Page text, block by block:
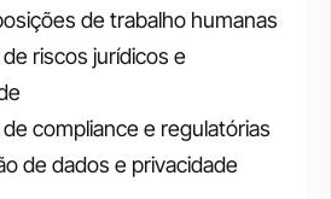
de trabalho humanas
riscos jurídicos e
compliance e regulatórias
de dados e privacidade